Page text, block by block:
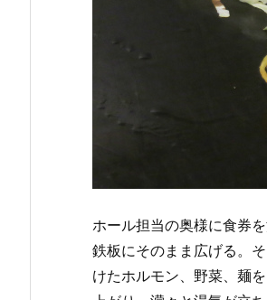
ホール担当の奥様に食券
鉄板にそのまま広げる。
けたホルモン、野菜、麺